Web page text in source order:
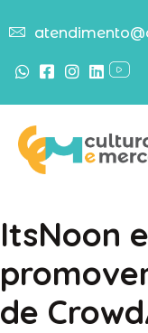
ItsNoon
de